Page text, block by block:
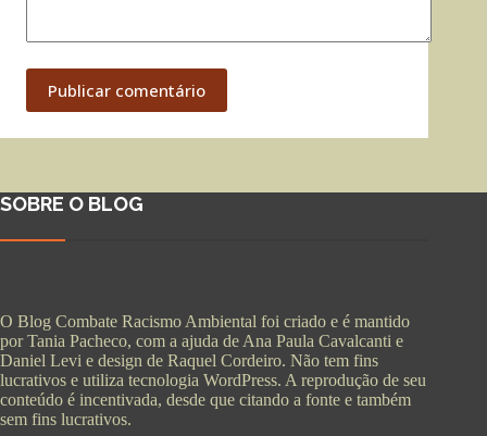
Publicar comentário
SOBRE O BLOG
O Blog Combate Racismo Ambiental foi criado e é mantido
por Tania Pacheco, com a ajuda de Ana Paula Cavalcanti e
Daniel Levi e design de Raquel Cordeiro. Não tem fins
lucrativos e utiliza tecnologia WordPress. A reprodução de seu
conteúdo é incentivada, desde que citando a fonte e também
sem fins lucrativos.